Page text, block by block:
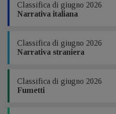
Classifica di giugno 2026
Narrativa italiana
Classifica di giugno 2026
Narrativa straniera
Classifica di giugno 2026
Fumetti